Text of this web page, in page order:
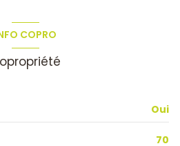
COPRO
Oui
70